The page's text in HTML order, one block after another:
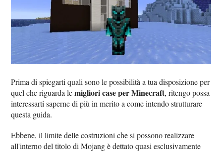
Prima di spiegarti quali sono le possibilità a tua disposizione per
quel che riguarda lemigliori case per Minecraft, ritengo possa
interessarti saperne di più in merito a come intendo strutturare
questa guida.
Ebbene, il limite delle costruzioni che si possono realizzare
all'interno del titolo di Mojang è dettato quasi esclusivamente